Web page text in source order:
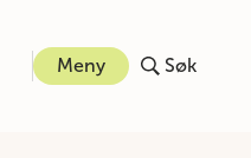
Meny Søk